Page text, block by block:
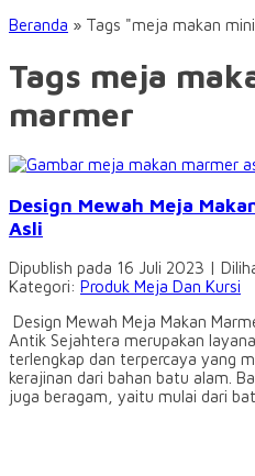
Beranda » Tags "meja makan
Tags meja
marmer
Design Mewah Meja
Asli
Dipublish pada 16 Juli 2023 |
Kategori: Produk Meja Dan Kursi
Design Mewah Meja Makan
Antik Sejahtera merupakan
terlengkap dan terpercaya yang
kerajinan dari bahan batu alam.
juga beragam, yaitu mulai dari